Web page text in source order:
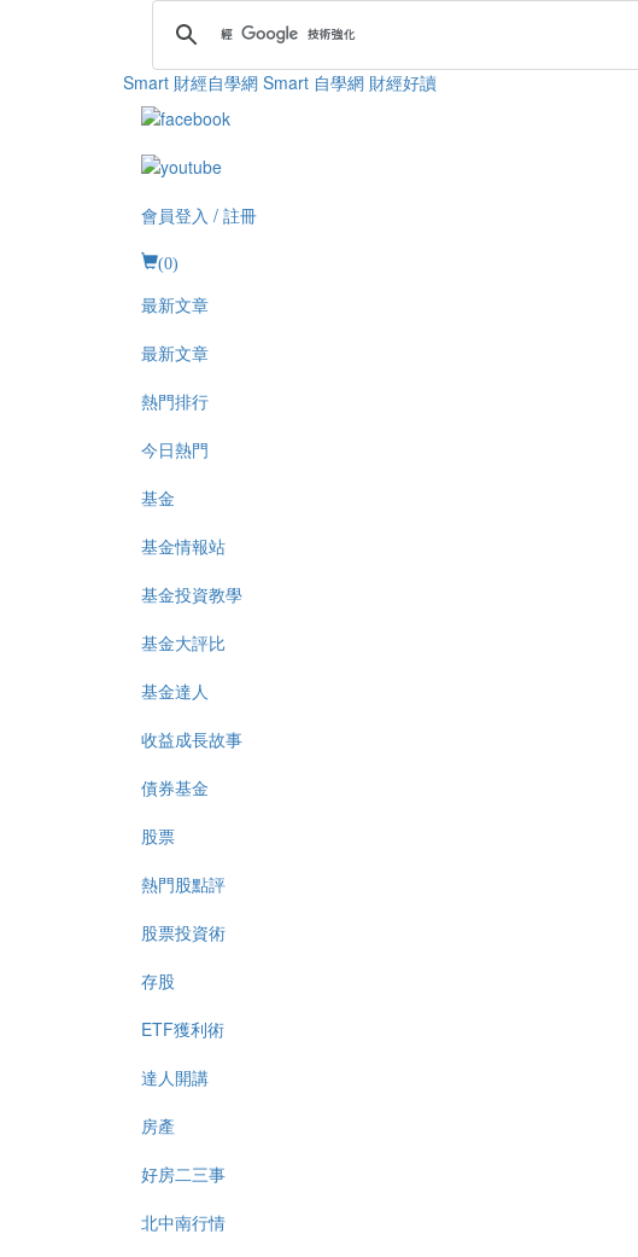
Smart 財經自學網 Smart 自學網 財經好讀
會員登入 / 註冊
(0)
最新文章
最新文章
熱門排行
今日熱門
基金
基金情報站
基金投資教學
基金大評比
基金達人
收益成長故事
債券基金
股票
熱門股點評
股票投資術
存股
ETF獲利術
達人開講
房產
好房二三事
北中南行情